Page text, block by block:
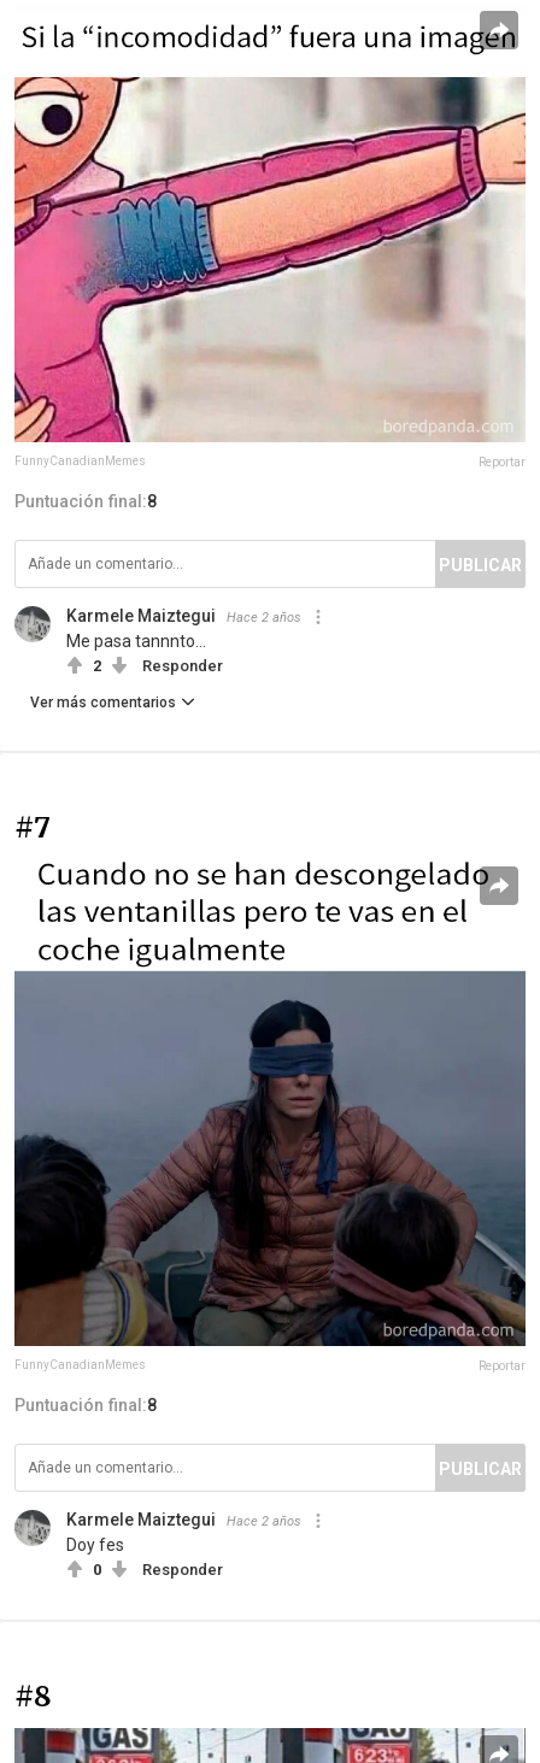
FunnyCanadianMemes Reportar
Puntuación final:8
PUBLICAR
Karmele Maiztegui Hace 2 años
Me pasa tannnto...
2 Responder
Ver más comentarios
#7
FunnyCanadianMemes Reportar
Puntuación final:8
PUBLICAR
Karmele Maiztegui Hace 2 años
Doy fes
0 Responder
#8